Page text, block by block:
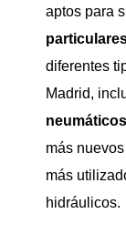
aptos para
diferentes
Madrid,
más
más
hidráulicos.